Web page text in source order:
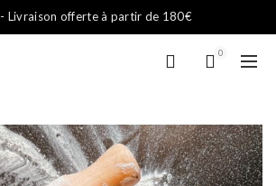
- Livraison offerte à partir de 180€
0